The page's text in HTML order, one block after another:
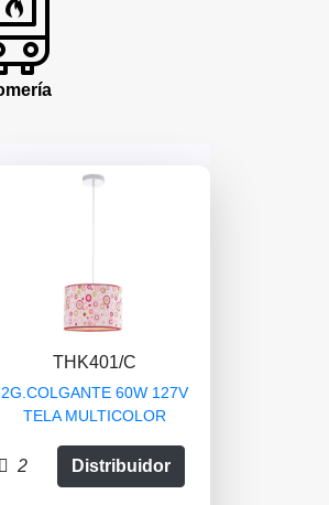
THK401/C
2G.COLGANTE 60W 127V
TELA MULTICOLOR
2 Distribuidor